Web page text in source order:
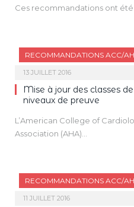
Ces recommandations ont été
et des niveaux de preuve
cardiologiques.com/mise-a-
recommandation-et-des-
endossées par les sociétés
thoracique et d’anesthésie.
RECOMMANDATIONS ACC/
13 JUILLET 2016
Mise à jour des classes
niveaux de preuve
L’American College of
Association (AHA)…
RECOMMANDATIONS ACC/
11 JUILLET 2016